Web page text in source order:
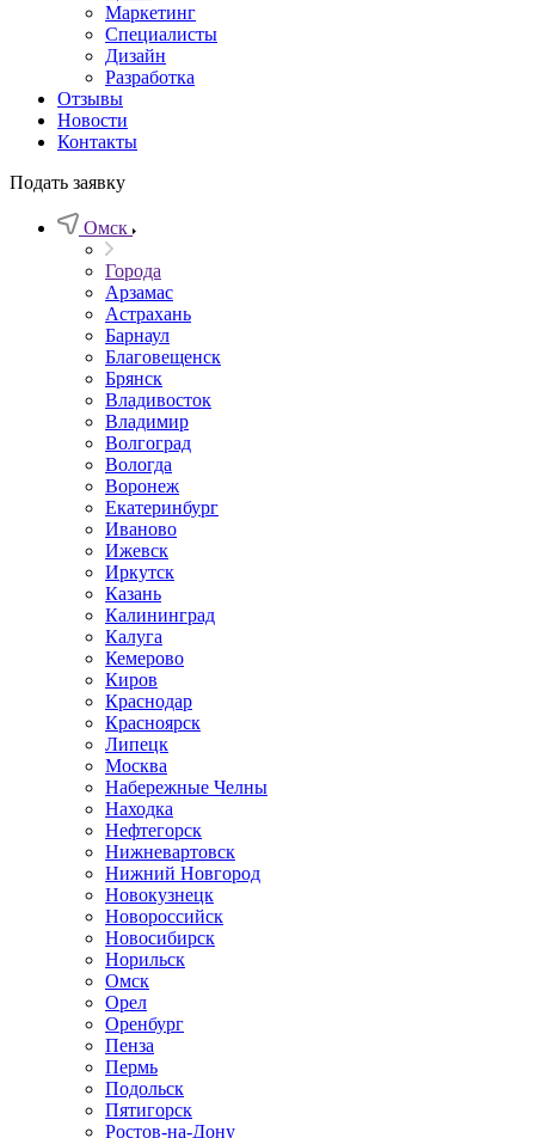
Маркетинг
Специалисты
Дизайн
Разработка
Отзывы
Новости
Контакты
Подать заявку
Омск
Города
Арзамас
Астрахань
Барнаул
Благовещенск
Брянск
Владивосток
Владимир
Волгоград
Вологда
Воронеж
Екатеринбург
Иваново
Ижевск
Иркутск
Казань
Калининград
Калуга
Кемерово
Киров
Краснодар
Красноярск
Липецк
Москва
Набережные Челны
Находка
Нефтегорск
Нижневартовск
Нижний Новгород
Новокузнецк
Новороссийск
Новосибирск
Норильск
Омск
Орел
Оренбург
Пенза
Пермь
Подольск
Пятигорск
Ростов-на-Дону